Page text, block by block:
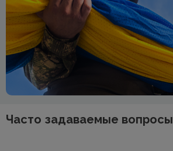
Часто задаваемые вопросы